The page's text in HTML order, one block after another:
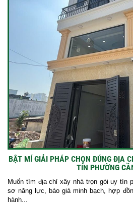
BẬT MÍ GIẢI PHÁP CHỌN ĐÚNG ĐỊA
TÍN PHƯỜNG
Muốn tìm địa chỉ xây nhà trọn gói uy tín
sơ năng lực, báo giá minh bạch, hợp
hành...